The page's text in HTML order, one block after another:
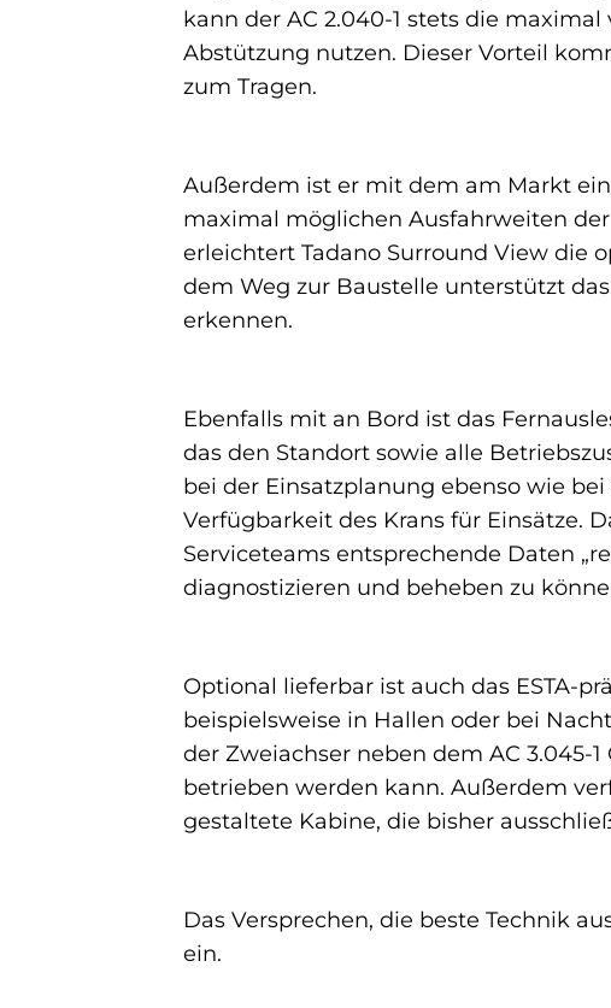
kann der AC 2.040-1 stets die
Abstützung nutzen. Dieser Vorteil
zum Tragen.
Außerdem ist er mit dem am Markt
maximal möglichen Ausfahrweiten
erleichtert Tadano Surround View die
dem Weg zur Baustelle unterstützt
erkennen.
Ebenfalls mit an Bord ist das
das den Standort sowie alle
bei der Einsatzplanung ebenso wie
Verfügbarkeit des Krans für Einsätze.
Serviceteams entsprechende Daten
diagnostizieren und beheben zu
Optional lieferbar ist auch das ESTA-
beispielsweise in Hallen oder bei
der Zweiachser neben dem AC 3.045-
betrieben werden kann. Außerdem
gestaltete Kabine, die bisher
Das Versprechen, die beste Technik
ein.